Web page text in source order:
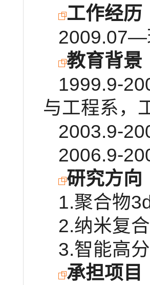
工作经历
2009.07—
教育背景
1999.9-
与工程系，
2003.9-
2006.9-
研究方向
1.聚合物
2.纳米复
3.智能高
承担项目